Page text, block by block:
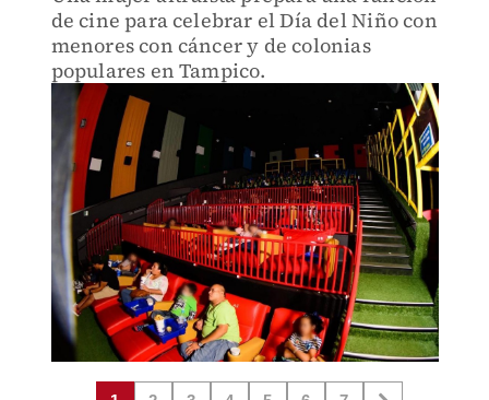
de cine para celebrar el Día del Niño con
menores con cáncer y de colonias
populares en Tampico.